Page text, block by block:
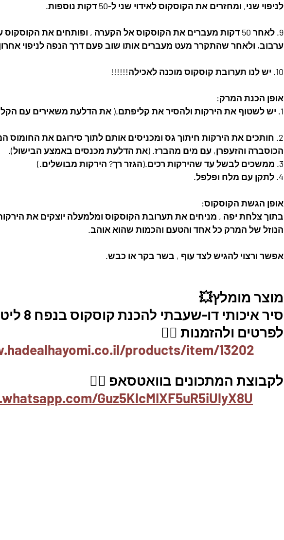
לניפוי שני, ומחזרים את הקוסקוס לאידוי שני ל-50 דקות נוספות.
9. לאחר 50 דקות מעברים את הקוסקוס אל הקערה , ופותחים את הקוסקוס ע"י
ערבוב, ולאחר שהתקרר מעט מעברים אותו שוב פעם דרך הנפה לניפוי
10. יש לנו תערובת קוסקוס מוכנה לאכילה!!!!!!
אופן הכנת המרק:
1. יש לשטוף את הירקות ולהסיר את קליפתם.( את הדלעת משאירים עם הקליפה)
2. חותכים את הירקות חיתוך גס ומכניסים אותם לתוך סירוגם את החומוס המרק עוף
הכוסברה והזעפרן, עם מים מהברז. (את הדלעת מכנסים באמצע הבישול).
3. ממשכים לבשל עד שהירקות רכים.(הגזר רך? הירקות מבושלים.)
4. לתקן עם מלח ופלפל.
אופן הגשת הקוסקוס:
בתוך צלחת יפה , מניחים את תערובת הקוסקוס ומלמעלה יוצקים את
הנוזל של המרק כל אחד והטעם והכמות שהוא אוהב.
אפשר ורצוי להגיש לצד עוף , בשר בקר או כבש.
מוצר מומלץ💥
סיר איכותי דו-שעבתי להכנת קוסקוס בנפח 8 ליטרים🇮🇱
לפרטים ולהזמנות 👇🏼
products/item/13202
לקבוצת המתכונים בוואטסאפ 👇🏽
Guz5KlcMIXF5uR5iUlyX8U